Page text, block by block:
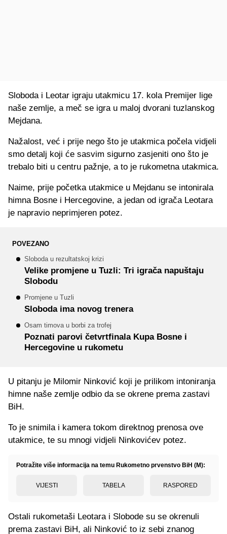
Sloboda i Leotar igraju utakmicu 17. kola Premijer lige
naše zemlje, a meč se igra u maloj dvorani tuzlanskog
Mejdana.
Nažalost, već i prije nego što je utakmica počela vidjeli
smo detalj koji će sasvim sigurno zasjeniti ono što je
trebalo biti u centru pažnje, a to je rukometna utakmica.
Naime, prije početka utakmice u Mejdanu se intonirala
himna Bosne i Hercegovine, a jedan od igrača Leotara
je napravio neprimjeren potez.
POVEZANO
Sloboda u rezultatskoj krizi
Velike promjene u Tuzli: Tri igrača napuštaju
Slobodu
Promjene u Tuzli
Sloboda ima novog trenera
Osam timova u borbi za trofej
Poznati parovi četvrtfinala Kupa Bosne i
Hercegovine u rukometu
U pitanju je Milomir Ninković koji je prilikom intoniranja
himne naše zemlje odbio da se okrene prema zastavi
BiH.
To je snimila i kamera tokom direktnog prenosa ove
utakmice, te su mnogi vidjeli Ninkovićev potez.
Potražite više informacija na temu Rukometno prvenstvo BiH (M):
VIJESTI TABELA RASPORED
Ostali rukometaši Leotara i Slobode su se okrenuli
prema zastavi BiH, ali Ninković to iz sebi znanog